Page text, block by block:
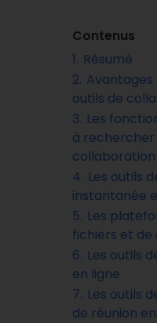
Contenus
1. Résumé
2. Avantages
outils de
3. Les
à rechercher
collaboration
4. Les outils
instantanée
5. Les
fichiers et de
6. Les outils
en ligne
7. Les outils
de réunion